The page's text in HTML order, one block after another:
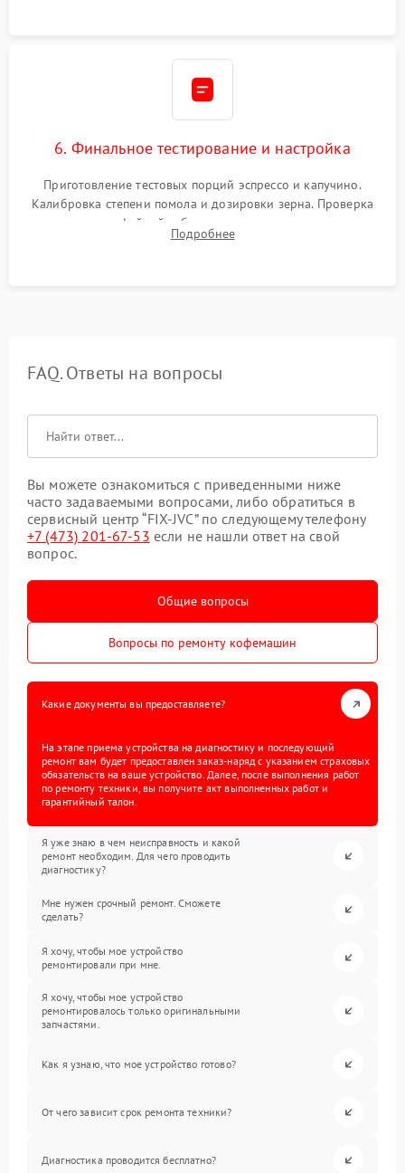
6. Финальное тестирование и настройка
Приготовление тестовых порций эспрессо и капучино.
Калибровка степени помола и дозировки зерна. Проверка
плотности кофейной таблетки, температуры напитка и
качества молочной пены. Контроль отсутствия посторонних
Подробнее
FAQ. Ответы на вопросы
Вы можете ознакомиться с приведенными ниже
часто задаваемыми вопросами, либо обратиться в
сервисный центр “FIX-JVC” по следующему телефону
+7 (473) 201-67-53 если не нашли ответ на свой
вопрос.
Общие вопросы
Вопросы по ремонту кофемашин
Какие документы вы предоставляете?
На этапе приема устройства на диагностику и последующий
ремонт вам будет предоставлен заказ-наряд с указанием страховых
обязательств на ваше устройство. Далее, после выполнения работ
по ремонту техники, вы получите акт выполненных работ и
гарантийный талон.
Я уже знаю в чем неисправность и какой
ремонт необходим. Для чего проводить
диагностику?
Мне нужен срочный ремонт. Сможете
сделать?
Я хочу, чтобы мое устройство
ремонтировали при мне.
Я хочу, чтобы мое устройство
ремонтировалось только оригинальными
запчастями.
Как я узнаю, что мое устройство готово?
От чего зависит срок ремонта техники?
Диагностика проводится бесплатно?